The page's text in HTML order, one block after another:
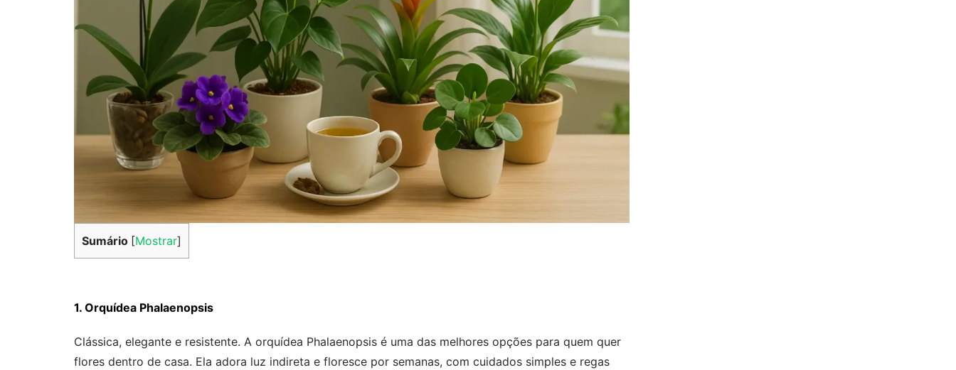
Sumário [Mostrar]
1. Orquídea Phalaenopsis
Clássica, elegante e resistente. A orquídea Phalaenopsis é uma das melhores opções para quem quer
flores dentro de casa. Ela adora luz indireta e floresce por semanas, com cuidados simples e regas